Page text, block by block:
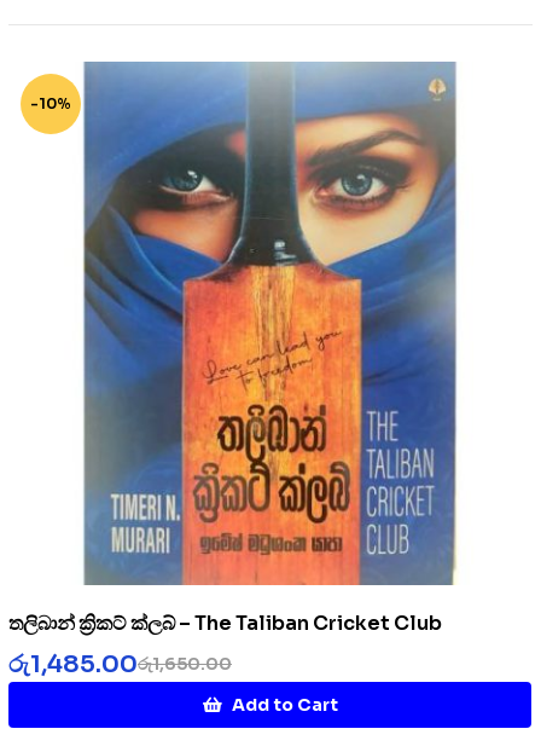
-10%
තලිබාන් ක්‍රිකට් ක්ලබ් – The Taliban Cricket Club
රු1,650.00
රු1,485.00
Add to Cart